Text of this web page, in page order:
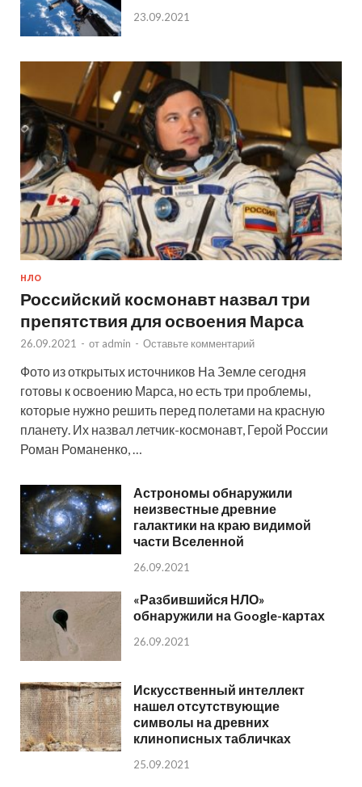
23.09.2021
НЛО
Российский космонавт назвал три
препятствия для освоения Марса
26.09.2021 - от admin - Оставьте комментарий
Фото из открытых источников На Земле сегодня
готовы к освоению Марса, но есть три проблемы,
которые нужно решить перед полетами на красную
планету. Их назвал летчик-космонавт, Герой России
Роман Романенко, …
Астрономы обнаружили
неизвестные древние
галактики на краю видимой
части Вселенной
26.09.2021
«Разбившийся НЛО»
обнаружили на Google-картах
26.09.2021
Искусственный интеллект
нашел отсутствующие
символы на древних
клинописных табличках
25.09.2021